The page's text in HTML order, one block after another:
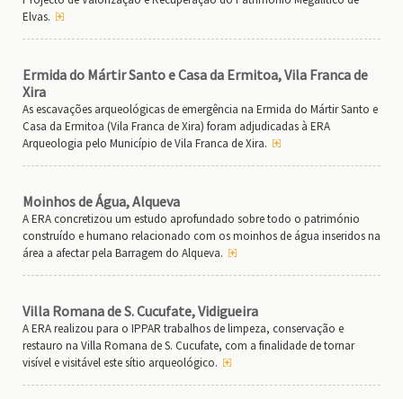
Elvas.
Ermida do Mártir Santo e Casa da Ermitoa, Vila Franca de
Xira
As escavações arqueológicas de emergência na Ermida do Mártir Santo e
Casa da Ermitoa (Vila Franca de Xira) foram adjudicadas à ERA
Arqueologia pelo Município de Vila Franca de Xira.
Moinhos de Água, Alqueva
A ERA concretizou um estudo aprofundado sobre todo o património
construído e humano relacionado com os moinhos de água inseridos na
área a afectar pela Barragem do Alqueva.
Villa Romana de S. Cucufate, Vidigueira
A ERA realizou para o IPPAR trabalhos de limpeza, conservação e
restauro na Villa Romana de S. Cucufate, com a finalidade de tornar
visível e visitável este sítio arqueológico.